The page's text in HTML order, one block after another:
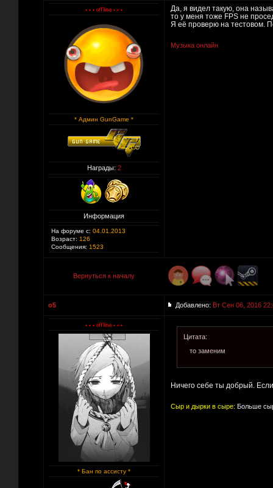
* Админ GunGame *
Награды: 2
Информация
На форуме с: 04.01.2013
Возраст: 126
Сообщения: 1523
Да, я видел такую, она
то у меня тоже FPS не
Я её проверю на тестовом.
Музыка онлайн
Вернуться к началу
o5 Добавлено: Вт Сен 06, 2016
* Бан по ассисту *
Цитата:
то заменим
Ничего себе ты добрый.
Сыр и дырки в сыре: Больше